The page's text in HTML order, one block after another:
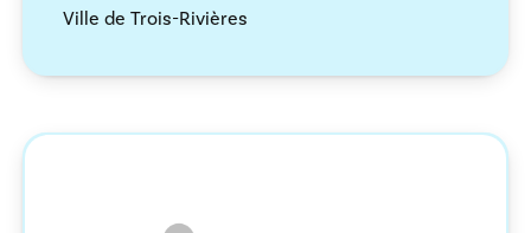
Ville de Trois-Rivières